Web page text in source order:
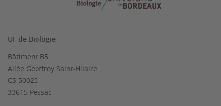
UF de Biologie
Bâtiment B5,
Allée Geoffroy Saint-Hilaire
CS 50023
33615 Pessac